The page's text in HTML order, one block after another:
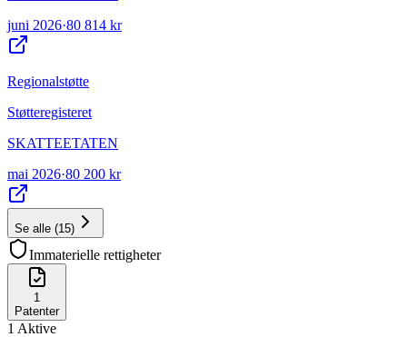
juni 2026·80 814 kr
Regionalstøtte
Støtteregisteret
SKATTEETATEN
mai 2026·80 200 kr
Se alle (15)
Immaterielle rettigheter
1
Patenter
1 Aktive